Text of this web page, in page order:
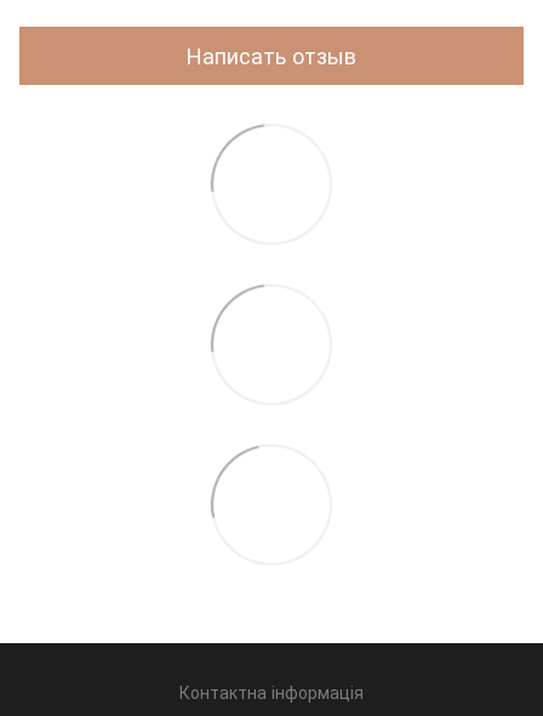
Написать отзыв
Контактна інформація